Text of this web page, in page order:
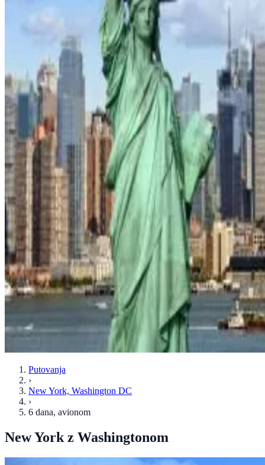
Putovanja
›
New York, Washington DC
›
6 dana, avionom
New York z Washingtonom